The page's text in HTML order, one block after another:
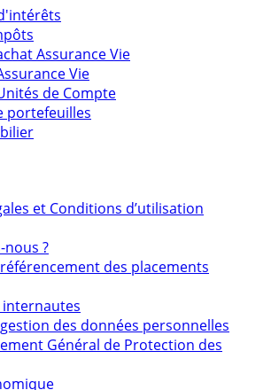
Assurance Vie
Vie
de Compte
et Conditions d’utilisation
?
des placements
internautes
des données personnelles
Général de Protection des